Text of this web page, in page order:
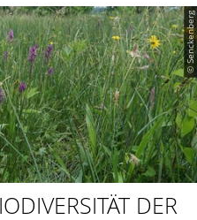
© Senckenberg
DER